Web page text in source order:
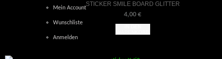
Mein Account
Wunschliste
Anmelden
STICKER SMILE BOARD GLITTER
4,00 €